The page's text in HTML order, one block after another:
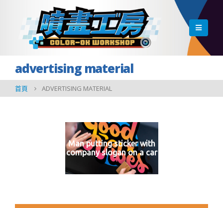
advertising material
首頁 ADVERTISING MATERIAL
Man putting sticker with
company slogan on a car